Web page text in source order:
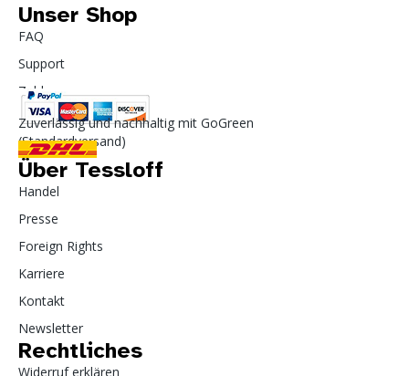
Unser Shop
FAQ
Support
Zahlung
Zuverlässig und nachhaltig mit GoGreen
(Standardversand)
Über Tessloff
Handel
Presse
Foreign Rights
Karriere
Kontakt
Newsletter
Rechtliches
Widerruf erklären